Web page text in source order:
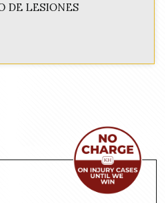
DE LESIONES